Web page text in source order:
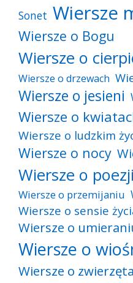
Sonet Wiersze
Wiersze o Bogu
Wiersze o
Wiersze o drzewach
Wiersze o jesieni
Wiersze o
Wiersze o ludzkim
Wiersze o nocy
Wiersze o poezji
Wiersze o przemijaniu
Wiersze o sensie
Wiersze o
Wiersze o
Wiersze o